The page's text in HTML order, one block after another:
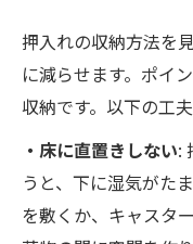
押入れの収納方法を
に減らせます。ポイ
収納です。以下の工
・床に直置きしない:
うと、下に湿気がた
を敷くか、キャスタ